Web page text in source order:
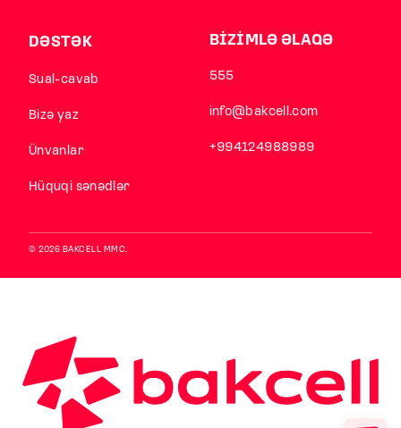
DƏSTƏK
Sual-cavab
Bizə yaz
Ünvanlar
Hüquqi sənədlər
BİZİMLƏ ƏLAQƏ
555
info@bakcell.com
+994124988989
© 2026 BAKCELL MMC.